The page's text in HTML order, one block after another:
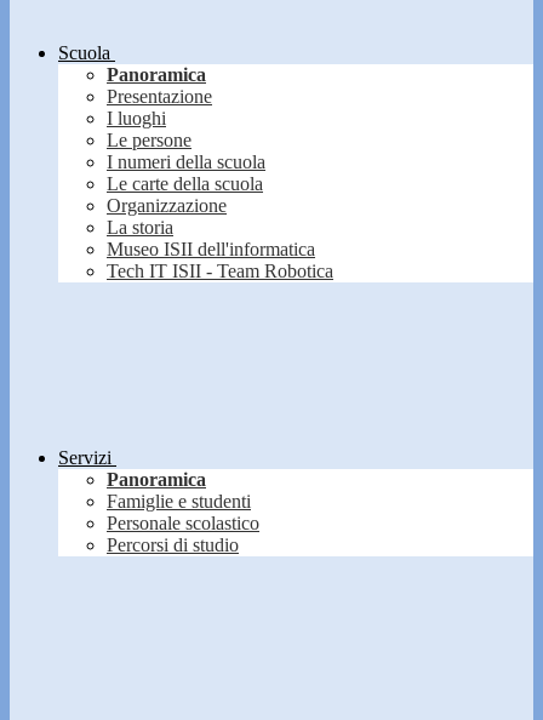
Scuola
Panoramica
Presentazione
I luoghi
Le persone
I numeri della scuola
Le carte della scuola
Organizzazione
La storia
Museo ISII dell'informatica
Tech IT ISII - Team Robotica
Servizi
Panoramica
Famiglie e studenti
Personale scolastico
Percorsi di studio